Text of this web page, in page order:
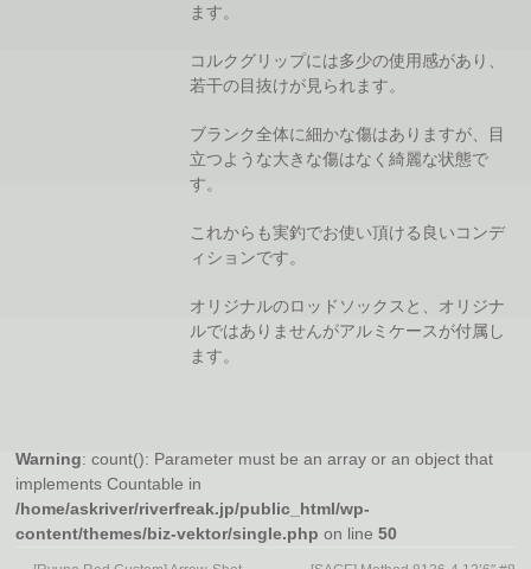
ます。
コルクグリップには多少の使用感があり、
若干の目抜けが見られます。
ブランク全体に細かな傷はありますが、目
立つような大きな傷はなく綺麗な状態で
す。
これからも実釣でお使い頂ける良いコンデ
ィションです。
オリジナルのロッドソックスと、オリジナ
ルではありませんがアルミケースが付属し
ます。
Warning: count(): Parameter must be an array or an object that
implements Countable in
/home/askriver/riverfreak.jp/public_html/wp-
content/themes/biz-vektor/single.php on line50